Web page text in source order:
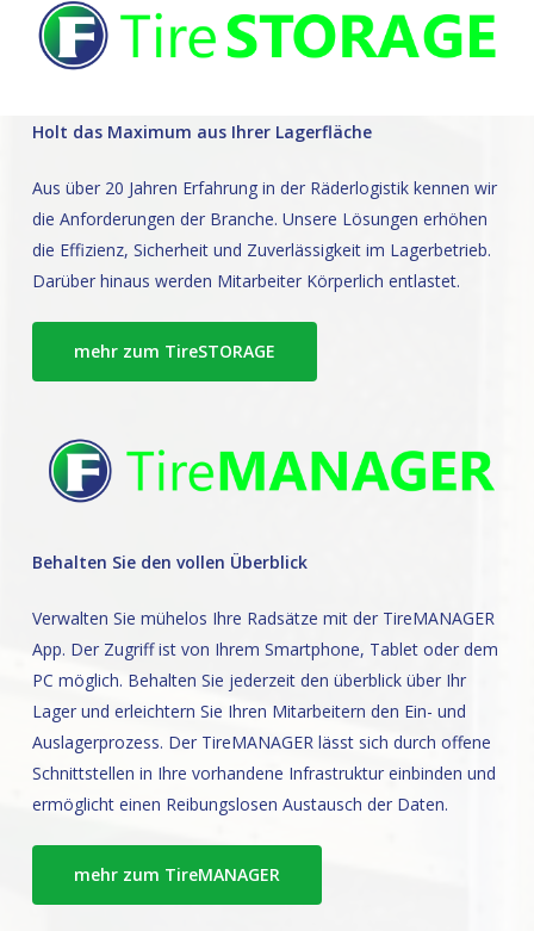
Holt das Maximum aus Ihrer Lagerfläche
Aus über 20 Jahren Erfahrung in der Räderlogistik kennen wir
die Anforderungen der Branche. Unsere Lösungen erhöhen
die Effizienz, Sicherheit und Zuverlässigkeit im Lagerbetrieb.
Darüber hinaus werden Mitarbeiter Körperlich entlastet.
mehr zum TireSTORAGE
Behalten Sie den vollen Überblick
Verwalten Sie mühelos Ihre Radsätze mit der TireMANAGER
App. Der Zugriff ist von Ihrem Smartphone, Tablet oder dem
PC möglich. Behalten Sie jederzeit den überblick über Ihr
Lager und erleichtern Sie Ihren Mitarbeitern den Ein- und
Auslagerprozess. Der TireMANAGER lässt sich durch offene
Schnittstellen in Ihre vorhandene Infrastruktur einbinden und
ermöglicht einen Reibungslosen Austausch der Daten.
mehr zum TireMANAGER